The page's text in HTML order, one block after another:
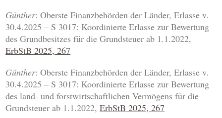
Günther: Oberste Finanzbehörden der Länder, Erlasse v.
30.4.2025 – S 3017: Koordinierte Erlasse zur Bewertung
des Grundbesitzes für die Grundsteuer ab 1.1.2022,
ErbStB 2025, 267
Günther: Oberste Finanzbehörden der Länder, Erlasse v.
30.4.2025 – S 3017: Koordinierte Erlasse zur Bewertung
des land- und forstwirtschaftlichen Vermögens für die
Grundsteuer ab 1.1.2022,ErbStB 2025, 267